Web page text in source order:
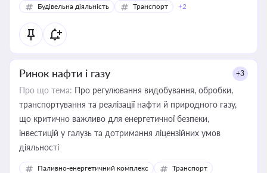
Будівельна діяльність
Транспорт +2
Ринок нафти і газу +3
Про що тема: Про регулювання видобування, обробки,
транспортування та реалізації нафти й природного газу,
що критично важливо для енергетичної безпеки,
інвестицій у галузь та дотримання ліцензійних умов
діяльності
Паливно-енергетичний комплекс
Транспорт